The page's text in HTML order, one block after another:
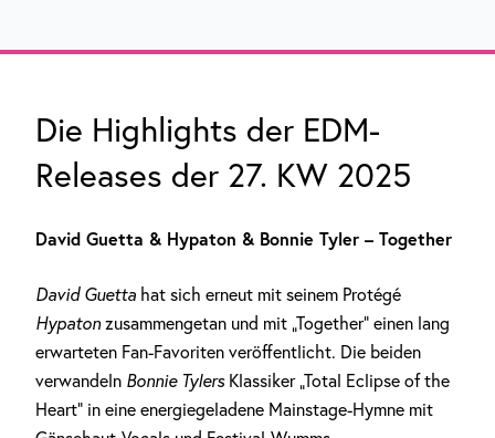
Die Highlights der EDM-
Releases der 27. KW 2025
David Guetta & Hypaton & Bonnie Tyler – Together
David Guetta hat sich erneut mit seinem Protégé
Hypatonzusammengetan und mit „Together“ einen lang
erwarteten Fan-Favoriten veröffentlicht. Die beiden
verwandeln Bonnie TylersKlassiker „Total Eclipse of the
Heart” in eine energiegeladene Mainstage-Hymne mit